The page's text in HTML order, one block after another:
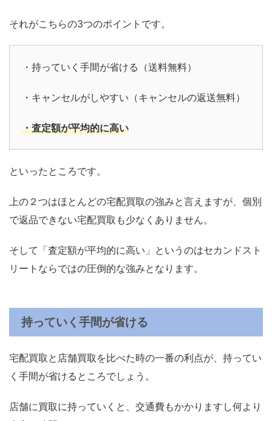
それがこちらの3つのポイントです。
・持っていく手間が省ける（送料無料）
・キャンセルがしやすい（キャンセルの返送無料）
・査定額が平均的に高い
といったところです。
上の２つはほとんどの宅配買取の強みと言えますが、個別
で返品できない宅配買取も少なくありません。
そして「査定額が平均的に高い」というのはセカンドスト
リートならではの圧倒的な強みとなります。
持っていく手間が省ける
宅配買取と店舗買取を比べた時の一番の利点が、持ってい
く手間が省けるところでしょう。
店舗に買取に持っていくと、交通費もかかりますし何より